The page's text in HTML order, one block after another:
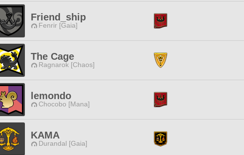
Friend_ship
Fenrir [Gaia]
The Cage
Ragnarok [Chaos]
lemondo
Chocobo [Mana]
KAMA
Durandal [Gaia]